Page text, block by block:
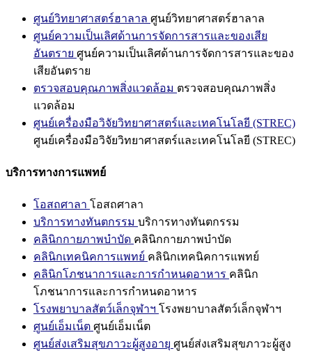
ศูนย์วิทยาศาสตร์ฮาลาล ศูนย์วิทยาศาสตร์ฮาลาล
ศูนย์ความเป็นเลิศด้านการจัดการสารและของเสีย
อันตราย ศูนย์ความเป็นเลิศด้านการจัดการสารและของ
เสียอันตราย
ตรวจสอบคุณภาพสิ่งแวดล้อม ตรวจสอบคุณภาพสิ่ง
แวดล้อม
ศูนย์เครื่องมือวิจัยวิทยาศาสตร์และเทคโนโลยี (STREC)
ศูนย์เครื่องมือวิจัยวิทยาศาสตร์และเทคโนโลยี (STREC)
บริการทางการแพทย์
โอสถศาลา โอสถศาลา
บริการทางทันตกรรม บริการทางทันตกรรม
คลินิกกายภาพบำบัด คลินิกกายภาพบำบัด
คลินิกเทคนิคการแพทย์ คลินิกเทคนิคการแพทย์
คลินิกโภชนาการและการกำหนดอาหาร คลินิก
โภชนาการและการกำหนดอาหาร
โรงพยาบาลสัตว์เล็กจุฬาฯ โรงพยาบาลสัตว์เล็กจุฬาฯ
ศูนย์เอ็มเน็ต ศูนย์เอ็มเน็ต
ศูนย์ส่งเสริมสุขภาวะผู้สูงอายุ ศูนย์ส่งเสริมสุขภาวะผู้สูง